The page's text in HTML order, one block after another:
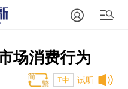
场消费行为
试听
T中